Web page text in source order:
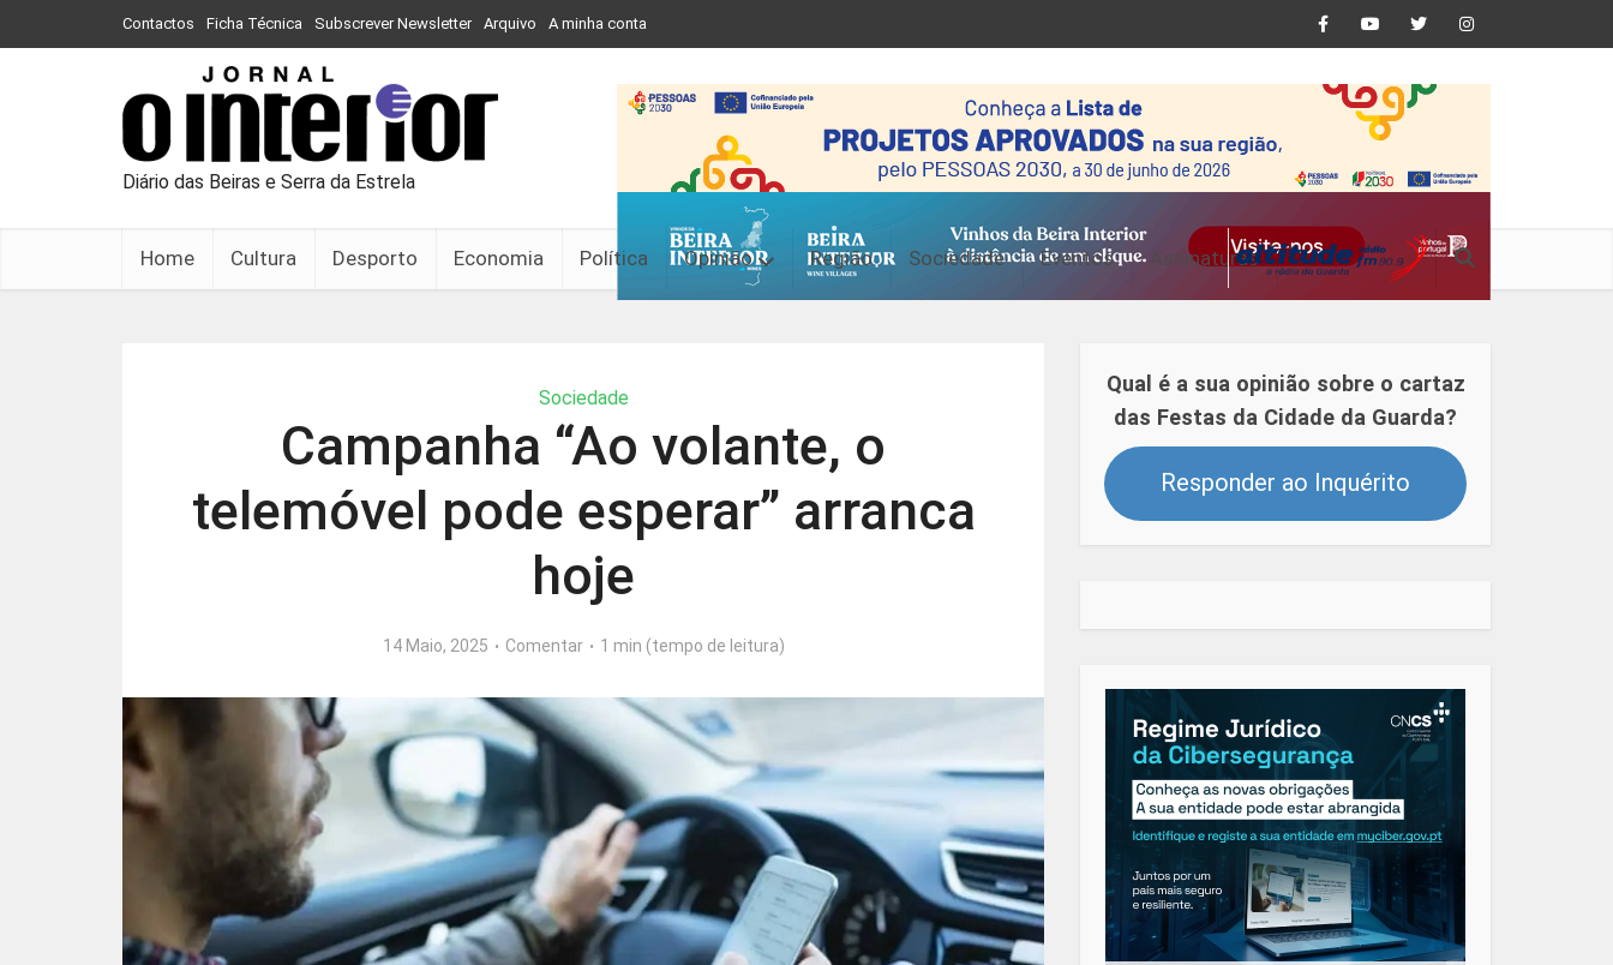
Contactos Ficha Técnica Subscrever Newsletter Arquivo A minha conta
Diário das Beiras e Serra da Estrela
Home Cultura Desporto Economia Política Opinião Região Sociedade Eventos Assinaturas
Sociedade
Campanha “Ao volante, o
telemóvel pode esperar” arranca
hoje
14 Maio, 2025 Comentar 1 min (tempo de leitura)
Qual é a sua opinião sobre o cartaz
das Festas da Cidade da Guarda?
Responder ao Inquérito